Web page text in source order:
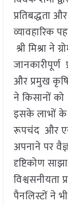
प्रतिबद्धता
व्यावहारिक
श्री मिश्रा ने
जानकारीपूर्ण
और प्रमुख
ने किसानों
इसके लाभों के
रूपचंद और
अपनाने पर
दृष्टिकोण
विश्वसनीयता
पैनलिस्टों ने